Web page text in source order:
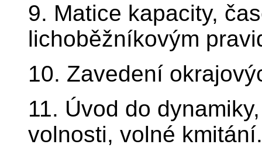
9. Matice kapacity,
lichoběžníkovým
10. Zavedení
11. Úvod do
volnosti, volné kmitání.